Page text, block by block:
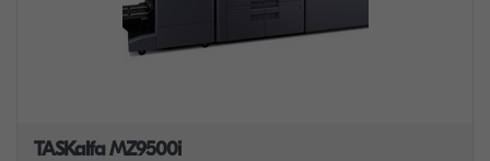
TASKalfa MZ9500i